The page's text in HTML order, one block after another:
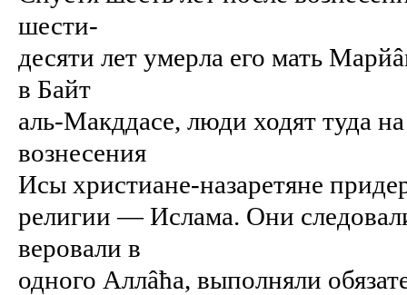
шести-
десяти лет умерла его мать
в Байт
аль-Макддасе, люди ходят туда
вознесения
Исы христиане-назаретяне
религии — Ислама. Они
веровали в
одного Аллâћа, выполняли